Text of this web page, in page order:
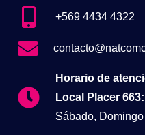
+569 4434 4322
Horario de
Local Placer 663:
Sábado,